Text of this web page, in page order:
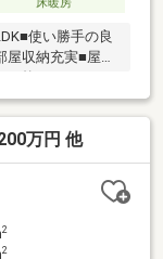
床暖房
使い勝手の良
収納充実■屋根
万円 他
2
2